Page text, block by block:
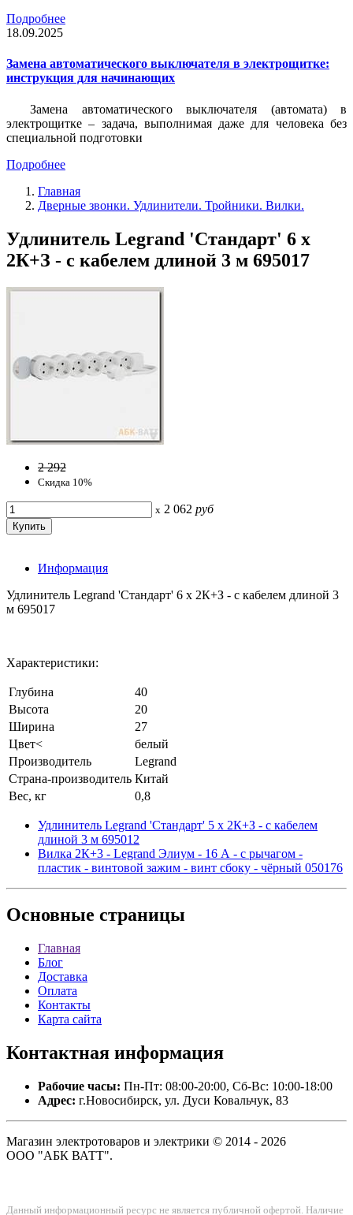
Подробнее
18.09.2025
Замена автоматического выключателя в электрощитке:
инструкция для начинающих
Замена автоматического выключателя (автомата) в
электрощитке – задача, выполнимая даже для человека без
специальной подготовки
Подробнее
Главная
Дверные звонки. Удлинители. Тройники. Вилки.
Удлинитель Legrand 'Стандарт' 6 x
2К+З - с кабелем длиной 3 м 695017
2 292
Скидка 10%
x 2 062 руб
Информация
Удлинитель Legrand 'Стандарт' 6 x 2К+З - с кабелем длиной 3
м 695017
Характеристики:
Глубина
40
Высота
20
Ширина
27
Цвет<
белый
Производитель
Legrand
Страна-производитель Китай
Вес, кг
0,8
Удлинитель Legrand 'Стандарт' 5 x 2К+З - с кабелем
длиной 3 м 695012
Вилка 2К+3 - Legrand Элиум - 16 А - с рычагом -
пластик - винтовой зажим - винт сбоку - чёрный 050176
Основные страницы
Главная
Блог
Доставка
Оплата
Контакты
Карта сайта
Контактная информация
Рабочие часы: Пн-Пт: 08:00-20:00, Сб-Вс: 10:00-18:00
Адрес: г.Новосибирск, ул. Дуси Ковальчук, 83
Магазин электротоваров и электрики © 2014 - 2026
ООО "АБК ВАТТ".
Данный информационный ресурс не является публичной офертой. Наличие